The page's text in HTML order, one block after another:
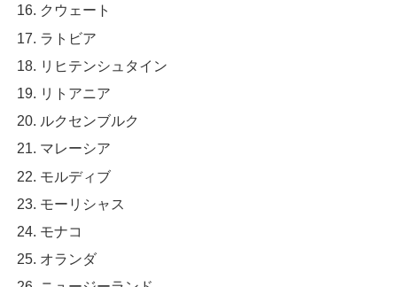
クウェート
ラトビア
リヒテンシュタイン
リトアニア
ルクセンブルク
マレーシア
モルディブ
モーリシャス
モナコ
オランダ